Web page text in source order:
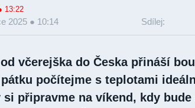
13:22
2025 ● 10:14 Sdílej:
včerejška do Česka přináší
počítejme s teplotami
připravme na víkend, kdy bude